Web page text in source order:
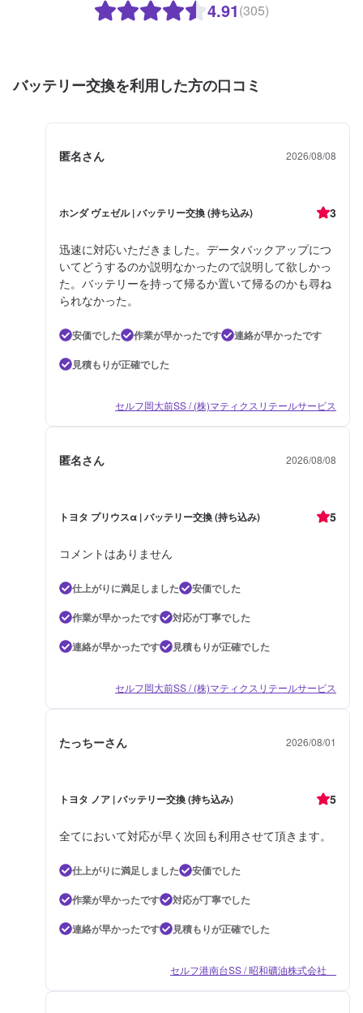
4.91(305)
バッテリー交換を利用した方の口コミ
匿名さん 2026/08/08
ホンダ ヴェゼル | バッテリー交換 (持ち込み) 3
迅速に対応いただきました。データバックアップにつ
いてどうするのか説明なかったので説明して欲しかっ
た。バッテリーを持って帰るか置いて帰るのかも尋ね
られなかった。
安価でした 作業が早かったです
連絡が早かったです
見積もりが正確でした
セルフ岡大前SS / (株)マティクスリテールサービス
匿名さん 2026/08/08
トヨタ プリウスα | バッテリー交換 (持ち込み) 5
コメントはありません
仕上がりに満足しました
安価でした
作業が早かったです
対応が丁寧でした
連絡が早かったです
見積もりが正確でした
セルフ岡大前SS / (株)マティクスリテールサービス
たっちーさん 2026/08/01
トヨタ ノア | バッテリー交換 (持ち込み) 5
全てにおいて対応が早く次回も利用させて頂きます。
仕上がりに満足しました
安価でした
作業が早かったです
対応が丁寧でした
連絡が早かったです
見積もりが正確でした
セルフ港南台SS / 昭和礦油株式会社